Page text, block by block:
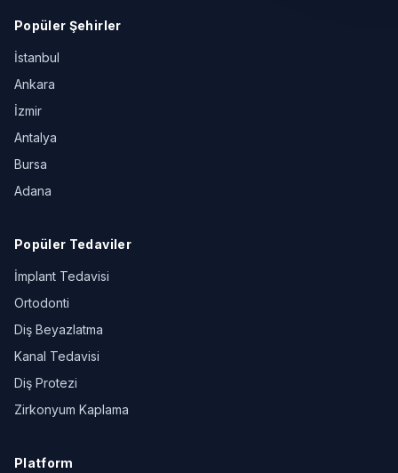
Popüler Şehirler
İstanbul
Ankara
İzmir
Antalya
Bursa
Adana
Popüler Tedaviler
İmplant Tedavisi
Ortodonti
Diş Beyazlatma
Kanal Tedavisi
Diş Protezi
Zirkonyum Kaplama
Platform